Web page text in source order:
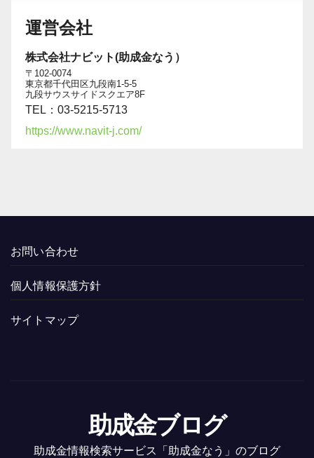
運営会社
株式会社ナビット(助成金なう）
〒102-0074
東京都千代田区九段南1-5-5
九段サウスサイドスクエア8F
TEL：03-5215-5713
https://www.navit-j.com/
お問い合わせ
個人情報保護方針
サイトマップ
助成金ブログ
助成金情報検索サービス「助成金なう」のブログ